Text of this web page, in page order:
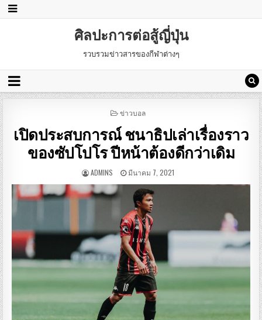
ศิลปะการต่อสู้ญี่ปุ่น
รวบรวมข่าวสารของกีฬาต่างๆ
POSTED
ข่าวบอล
เปิดประสบการณ์ ชนาธิปเล่าเรื่องราว
ของซัปโปโร ปีหน้าต้องดีกว่าเดิม
ADMINS มีนาคม 7, 2021